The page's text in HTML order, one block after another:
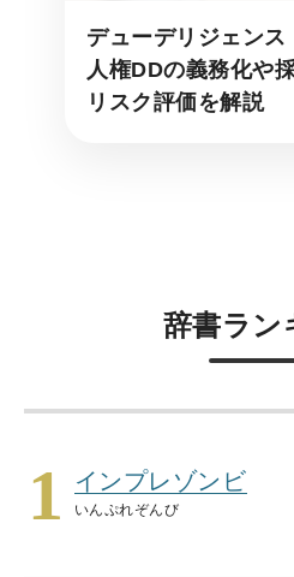
デューデリジェンス
人権DDの義務化や
リスク評価を解説
辞書ラン
1 インプレゾンビ
いんぷれぞんび